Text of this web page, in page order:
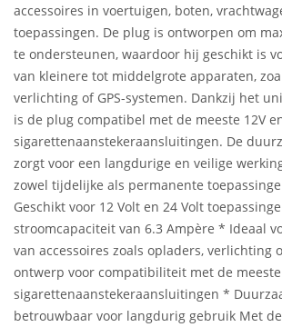
accessoires in voertuigen, boten,
toepassingen. De plug is ontworpen om
te ondersteunen, waardoor hij geschikt is
van kleinere tot middelgrote apparaten,
verlichting of GPS-systemen. Dankzij het
is de plug compatibel met de meeste 12V
sigarettenaanstekeraansluitingen. De
zorgt voor een langdurige en veilige
zowel tijdelijke als permanente
Geschikt voor 12 Volt en 24 Volt
stroomcapaciteit van 6.3 Ampère * Ideaal
van accessoires zoals opladers, verlichting
ontwerp voor compatibiliteit met de meeste
sigarettenaanstekeraansluitingen *
betrouwbaar voor langdurig gebruik Met